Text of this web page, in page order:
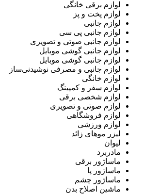
لوازم برقی خانگی
لوازم پخت و پز
لوازم جانبی
لوازم جانبی پی سی
لوازم جانبی صوتی و تصویری
لوازم جانبی گوشی موبایل
لوازم جانبی گوشی موبایل
لوازم جانبی و مصرفی نوشیدنی‌ساز
لوازم خانگی
لوازم سفر و کمپینگ
لوازم شخصی برقی
لوازم صوتی و تصویری
لوازم فروشگاهی
لوازم ورزشی
لیزر موهای زائد
لیوان
مادربرد
ماساژور برقی
ماساژور پا
ماساژور چشم
ماشین اصلاح بدن